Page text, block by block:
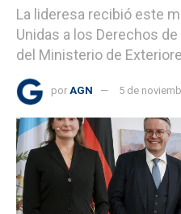
La lideresa recibió este
Unidas a los Derechos
del Ministerio de
por AGN 5 de